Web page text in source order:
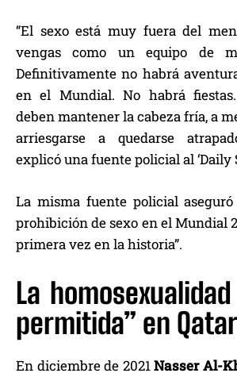
“El sexo está muy fuera del
vengas como un equipo de
Definitivamente no habrá
en el Mundial. No habrá
deben mantener la cabeza fría, a
arriesgarse a quedarse
explicó una fuente policial al ‘Daily
La misma fuente policial aseguró
prohibición de sexo en el Mundial
primera vez en la historia”.
La
permitida” en Qatar
En diciembre de 2021Nasser Al-